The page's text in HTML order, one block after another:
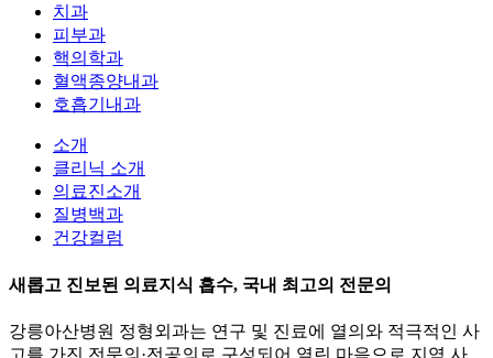
치과
피부과
핵의학과
혈액종양내과
호흡기내과
소개
클리닉 소개
의료진소개
질병백과
건강컬럼
새롭고 진보된 의료지식 흡수, 국내 최고의 전문의
강릉아산병원 정형외과는 연구 및 진료에 열의와 적극적인 사
고를 가진 전문의·전공의로 구성되어 열린 마음으로 지역 사